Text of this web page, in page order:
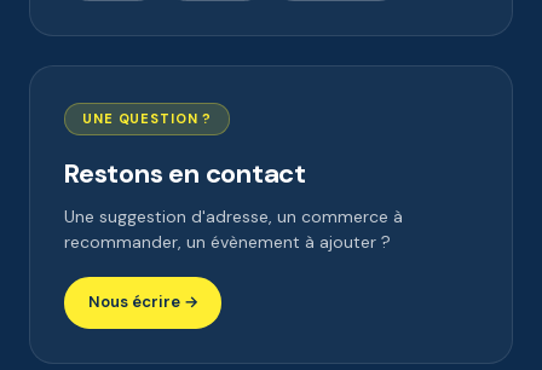
UNE QUESTION ?
Restons en contact
Une suggestion d'adresse, un commerce à
recommander, un évènement à ajouter ?
Nous écrire →